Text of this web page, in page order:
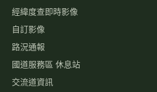
經緯度查即時影像
自訂影像
路況通報
國道服務區 休息站
交流道資訊